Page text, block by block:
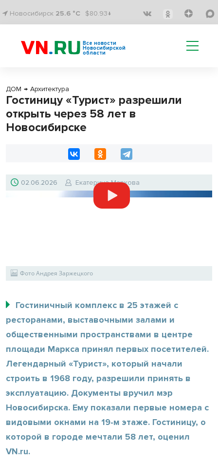
Новосибирск 25.6 °C $80.93↓
Все новости
Новосибирской
области
ДОМ → Архитектура
Гостиницу «Турист» разрешили
открыть через 58 лет в
Новосибирске
02.06.2026 Екатерина Маркова
Фото Андрея Заржецкого
Гостиничный комплекс в 25 этажей с
ресторанами, выставочными залами и
общественными пространствами в центре
площади Маркса принял первых посетителей.
Легендарный «Турист», который начали
строить в 1968 году, разрешили принять в
эксплуатацию. Документы вручил мэр
Новосибирска. Ему показали первые номера с
видовыми окнами на 19-м этаже. Гостиницу, о
которой в городе мечтали 58 лет, оценил
VN.ru.